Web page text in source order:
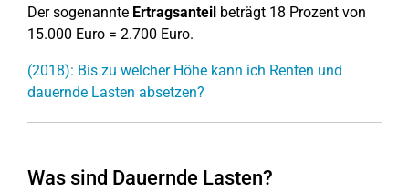
Der sogenannte Ertragsanteil beträgt 18 Prozent von
15.000 Euro = 2.700 Euro.
(2018): Bis zu welcher Höhe kann ich Renten und
dauernde Lasten absetzen?
Was sind Dauernde Lasten?